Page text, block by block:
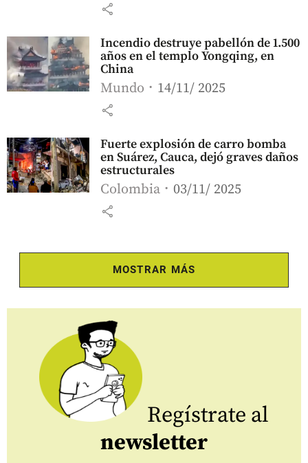
share
Incendio destruye pabellón de 1.500
años en el templo Yongqing, en
China
Mundo 14/11/ 2025
share
Fuerte explosión de carro bomba
en Suárez, Cauca, dejó graves daños
estructurales
Colombia 03/11/ 2025
share
MOSTRAR MÁS
Regístrate al
newsletter